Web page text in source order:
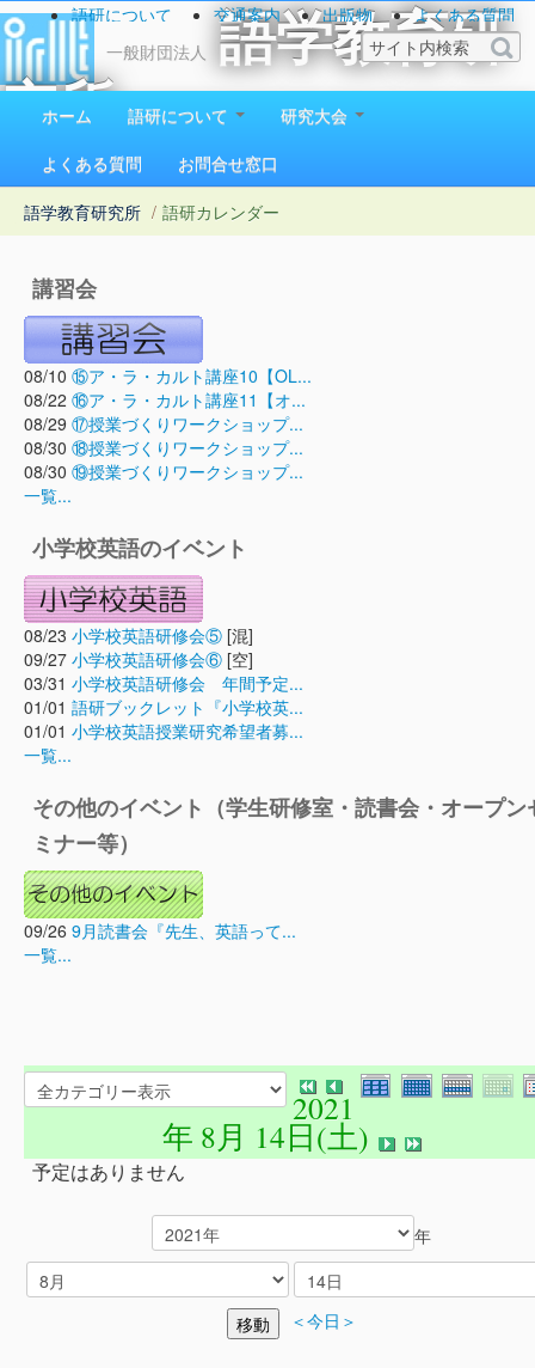
一般財団法人
語学教育研
究所
1923（大正12）年創立
語研について 交通案内 出版物
よくある質問
お問い合わせ
ホーム 語研について
研究大会
よくある質問
お問合せ窓口
語学教育研究所 / 語研カレンダー
講習会
08/10 ⑮ア・ラ・カルト講座10【OL...
08/22 ⑯ア・ラ・カルト講座11【オ...
08/29 ⑰授業づくりワークショップ...
08/30 ⑱授業づくりワークショップ...
08/30 ⑲授業づくりワークショップ...
一覧...
小学校英語のイベント
08/23 小学校英語研修会⑤ [混]
09/27 小学校英語研修会⑥ [空]
03/31 小学校英語研修会 年間予定...
01/01 語研ブックレット『小学校英...
01/01 小学校英語授業研究希望者募...
一覧...
その他のイベント（学生研修室・読書会・オープン
ミナー等）
09/26 9月読書会『先生、英語って...
一覧...
2021
年 8月 14日(土)
予定はありません
年
＜今日＞